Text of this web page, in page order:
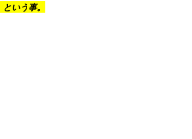
という事。